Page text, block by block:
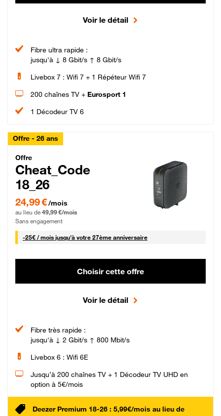
Voir le détail
Fibre ultra rapide :
jusqu'à ↓ 8 Gbit/s ↑ 8 Gbit/s
Livebox 7 : Wifi 7 + 1 Répéteur Wifi 7
200 chaînes TV + Eurosport 1
1 Décodeur TV 6
Offre - 26 ans
Cheat_Code Fibre_18_26
Offre
Cheat_Code
18_26
24,99 € par mois pendant 0 mois puis 49,99 € par mois, Sans engagement
24,99 €/mois
au lieu de 49,99 €/mois
Sans engagement
-25€ / mois25 € par mois
jusqu'à votre 27ème anniversaire
Choisir cette offre
Voir le détail
Fibre très rapide :
jusqu'à ↓ 2 Gbit/s ↑ 800 Mbit/s
Livebox 6 : Wifi 6E
Jusqu’à 200 chaînes TV + 1 Décodeur TV UHD en
option à 5€/mois
Deezer Premium 18-26 : 5,99€/mois au lieu de